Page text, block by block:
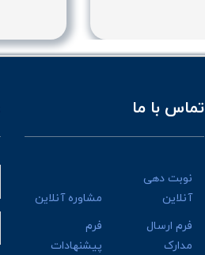
تماس با ما
نوبت دهی
آنلاین
مشاوره آنلاین
فرم ارسال
مدارک
فرم
پیشنهادات